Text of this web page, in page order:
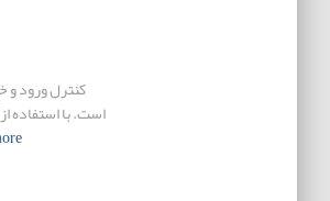
کنترل ورود و
است. با استفاده